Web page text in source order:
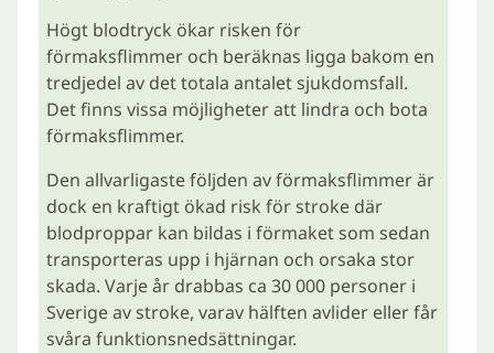
Högt blodtryck ökar risken för
förmaksflimmer och beräknas ligga bakom en
tredjedel av det totala antalet sjukdomsfall.
Det finns vissa möjligheter att lindra och bota
förmaksflimmer.
Den allvarligaste följden av förmaksflimmer är
dock en kraftigt ökad risk för stroke där
blodproppar kan bildas i förmaket som sedan
transporteras upp i hjärnan och orsaka stor
skada. Varje år drabbas ca 30 000 personer i
Sverige av stroke, varav hälften avlider eller får
svåra funktionsnedsättningar.